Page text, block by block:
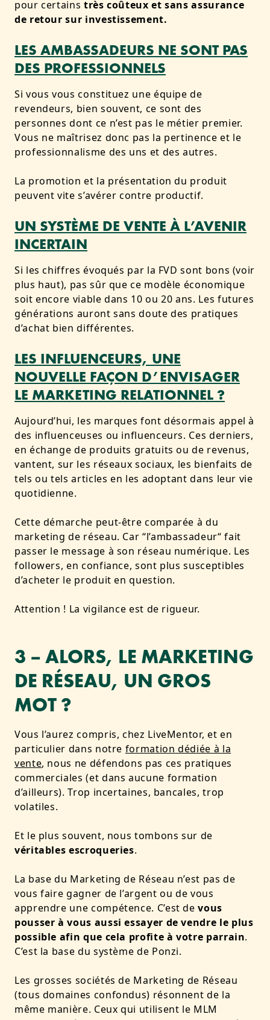
pour certains très coûteux et sans assurance
de retour sur investissement.
LES AMBASSADEURS NE SONT PAS
DES PROFESSIONNELS
Si vous vous constituez une équipe de
revendeurs, bien souvent, ce sont des
personnes dont ce n’est pas le métier premier.
Vous ne maîtrisez donc pas la pertinence et le
professionnalisme des uns et des autres.
La promotion et la présentation du produit
peuvent vite s’avérer contre productif.
UN SYSTÈME DE VENTE À L’AVENIR
INCERTAIN
Si les chiffres évoqués par la FVD sont bons (voir
plus haut), pas sûr que ce modèle économique
soit encore viable dans 10 ou 20 ans. Les futures
générations auront sans doute des pratiques
d’achat bien différentes.
LES INFLUENCEURS, UNE
NOUVELLE FAÇON D’ENVISAGER
LE MARKETING RELATIONNEL ?
Aujourd’hui, les marques font désormais appel à
des influenceuses ou influenceurs. Ces derniers,
en échange de produits gratuits ou de revenus,
vantent, sur les réseaux sociaux, les bienfaits de
tels ou tels articles en les adoptant dans leur vie
quotidienne.
Cette démarche peut-être comparée à du
marketing de réseau. Car “l’ambassadeur“ fait
passer le message à son réseau numérique. Les
followers, en confiance, sont plus susceptibles
d’acheter le produit en question.
Attention ! La vigilance est de rigueur.
3 – ALORS, LE MARKETING
DE RÉSEAU, UN GROS
MOT ?
Vous l’aurez compris, chez LiveMentor, et en
particulier dans notre formation dédiée à la
vente, nous ne défendons pas ces pratiques
commerciales (et dans aucune formation
d’ailleurs). Trop incertaines, bancales, trop
volatiles.
Et le plus souvent, nous tombons sur de
véritables escroqueries.
La base du Marketing de Réseau n’est pas de
vous faire gagner de l’argent ou de vous
apprendre une compétence. C’est devous
pousser à vous aussi essayer de vendre le plus
possible afin que cela profite à votre parrain.
C’est la base du système de Ponzi.
Les grosses sociétés de Marketing de Réseau
(tous domaines confondus) résonnent de la
même manière. Ceux qui utilisent le MLM